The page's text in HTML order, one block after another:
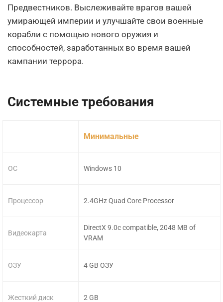
Предвестников. Выслеживайте врагов вашей
умирающей империи и улучшайте свои военные
корабли с помощью нового оружия и
способностей, заработанных во время вашей
кампании террора.
Системные требования
ОС
Процессор
Видеокарта
ОЗУ
Жесткий диск
Минимальные
Windows 10
2.4GHz Quad Core Processor
DirectX 9.0c compatible, 2048 MB of
VRAM
4 GB ОЗУ
2 GB